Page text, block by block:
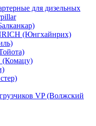
для дизельных
(Юнгхайнрих)
(Комацу)
VP (Волжский